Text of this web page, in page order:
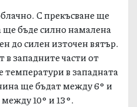
С прекъсване ще
бъде силно намалена
до силен източен вятър.
в западните части от
в западната
ще бъдат между 6° и
10° и 13°.